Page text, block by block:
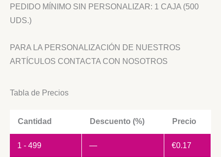
PEDIDO MÍNIMO SIN PERSONALIZAR: 1 CAJA (500
UDS.)
PARA LA PERSONALIZACIÓN DE NUESTROS
ARTÍCULOS CONTACTA CON NOSOTROS
Tabla de Precios
Cantidad Descuento (%) Precio
1 - 499 — €0.17